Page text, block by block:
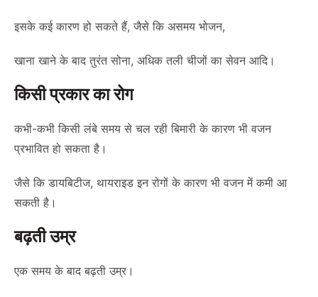
इसके कई कारण हो सकते हैं, जैसे कि असमय भोजन,
खाना खाने के बाद तुरंत सोना, अधिक तली चीजों का सेवन आदि।
किसी प्रकार का रोग
कभी-कभी किसी लंबे समय से चल रही बिमारी के कारण भी वजन
प्रभावित हो सकता है।
जैसे कि डायबिटीज, थायराइड इन रोगों के कारण भी वजन में कमी आ
सकती है।
बढ़ती उम्र
एक समय के बाद बढ़ती उम्र।